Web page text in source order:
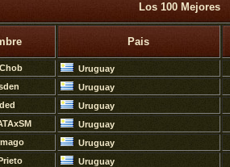
Los 100 Mejores
Pais
Uruguay
Uruguay
Uruguay
Uruguay
Uruguay
Uruguay